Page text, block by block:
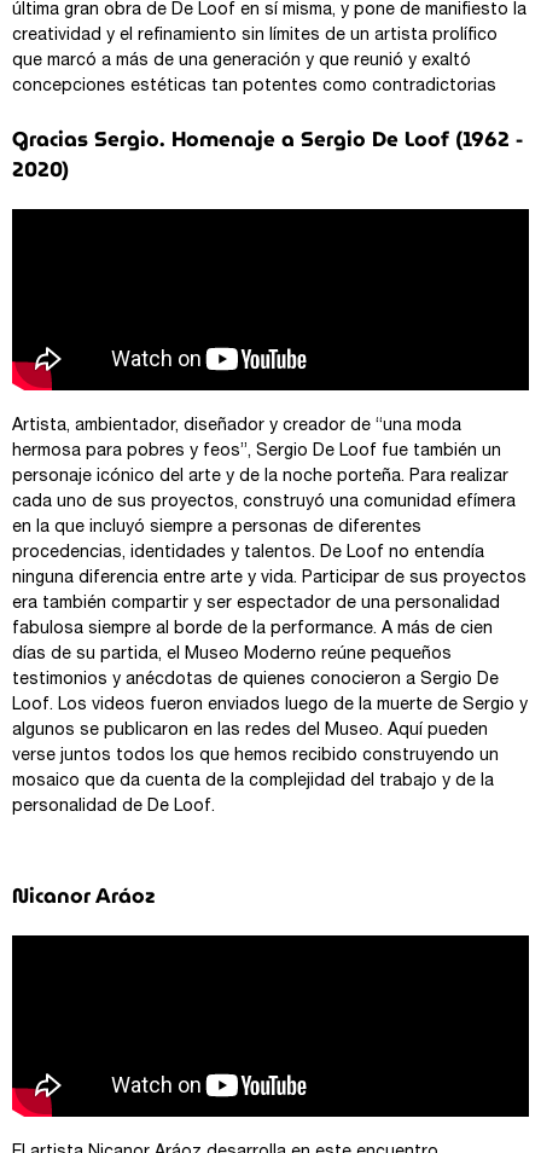
última gran obra de De Loof en sí misma, y pone de manifiesto la
creatividad y el refinamiento sin límites de un artista prolífico
que marcó a más de una generación y que reunió y exaltó
concepciones estéticas tan potentes como contradictorias
Gracias Sergio. Homenaje a Sergio De Loof (1962 -
2020)
Artista, ambientador, diseñador y creador de “una moda
hermosa para pobres y feos”, Sergio De Loof fue también un
personaje icónico del arte y de la noche porteña. Para realizar
cada uno de sus proyectos, construyó una comunidad efímera
en la que incluyó siempre a personas de diferentes
procedencias, identidades y talentos. De Loof no entendía
ninguna diferencia entre arte y vida. Participar de sus proyectos
era también compartir y ser espectador de una personalidad
fabulosa siempre al borde de la performance. A más de cien
días de su partida, el Museo Moderno reúne pequeños
testimonios y anécdotas de quienes conocieron a Sergio De
Loof. Los videos fueron enviados luego de la muerte de Sergio y
algunos se publicaron en las redes del Museo. Aquí pueden
verse juntos todos los que hemos recibido construyendo un
mosaico que da cuenta de la complejidad del trabajo y de la
personalidad de De Loof.
Nicanor Aráoz